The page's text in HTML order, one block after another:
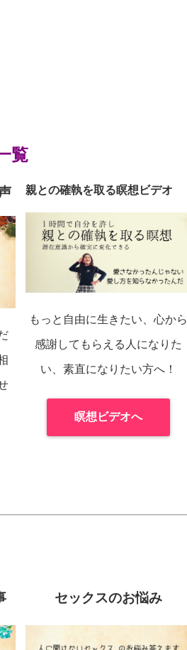
覧
親との確執を取る瞑想ビデオ
もっと自由に生きたい、心から
感謝してもらえる人になりた
い、素直になりたい方へ！
瞑想ビデオへ
セックスのお悩み